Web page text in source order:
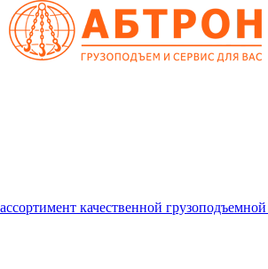
ассортимент качественной